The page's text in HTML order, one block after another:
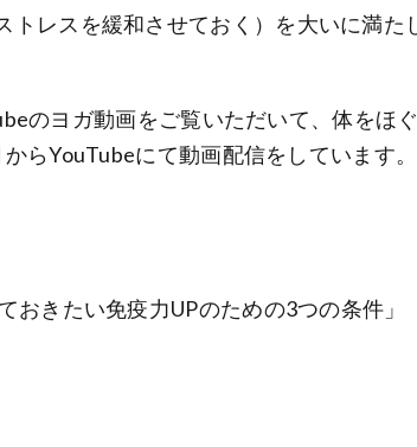
トレスを緩和させておく）を大いに満た
のヨガ動画をご覧いただいて、体をほ
らYouTubeにて動画配信をしています。
おきたい免疫力UPのための3つの条件」